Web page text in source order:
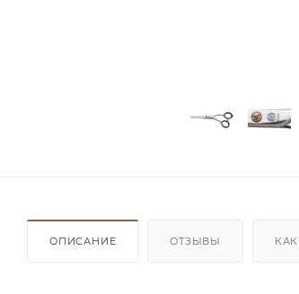
ОПИСАНИЕ ОТЗЫВЫ